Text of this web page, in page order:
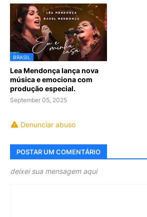
BRASIL
Lea Mendonça lança nova
música e emociona com
produção especial.
September 05, 2025
Denunciar abuso
POSTAR UM COMENTÁRIO
deixei sua mensagem aqui